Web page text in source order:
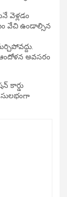
వెళ్లడం
వేచి ఉండాల్సిన
ఆందోళన అవసరం
కార్డు